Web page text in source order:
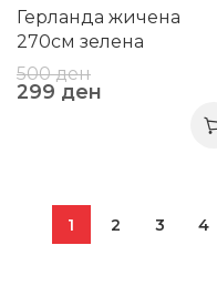
Герланда жичена
270см зелена
500ден
299 ден
1 2 3 4